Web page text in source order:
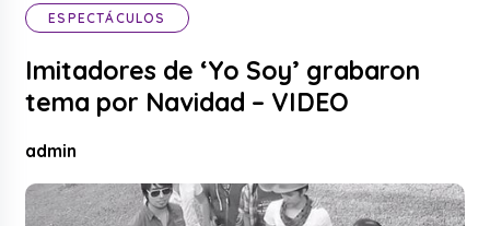
ESPECTÁCULOS
Imitadores de ‘Yo Soy’ grabaron
tema por Navidad – VIDEO
admin